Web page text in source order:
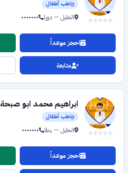
طب أطفال
الخليل — دورا •••••••
احجز موعداً
متابعة
ابراهيم محمد ابو صبحة
طب أطفال
الخليل — يطا •••••••
احجز موعداً